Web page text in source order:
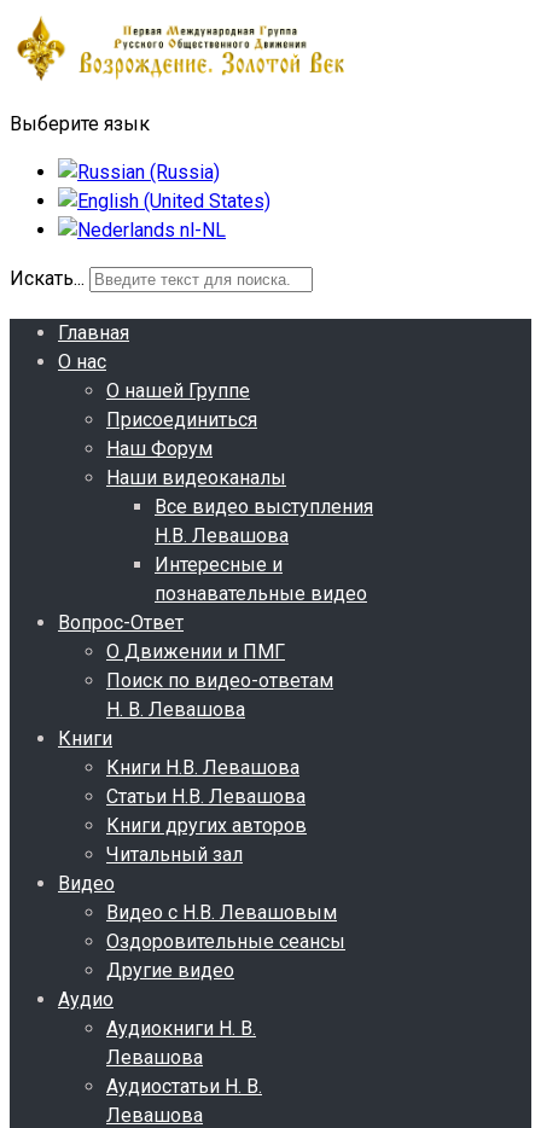
Выберите язык
Искать...
Главная
О нас
О нашей Группе
Присоединиться
Наш Форум
Наши видеоканалы
Все видео выступления
Н.В. Левашова
Интересные и
познавательные видео
Вопрос-Ответ
О Движении и ПМГ
Поиск по видео-ответам
Н. В. Левашова
Книги
Книги Н.В. Левашова
Статьи Н.В. Левашова
Книги других авторов
Читальный зал
Видео
Видео с Н.В. Левашовым
Оздоровительные сеансы
Другие видео
Аудио
Аудиокниги Н. В.
Левашова
Аудиостатьи Н. В.
Левашова